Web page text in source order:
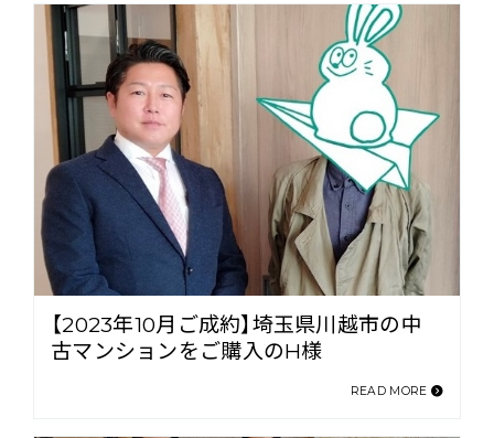
【2023年10月ご成約】埼玉県川越市の中
古マンションをご購入のH様
READ MORE